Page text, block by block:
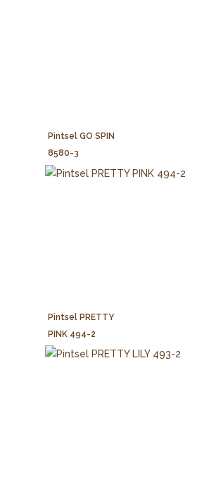
Pintsel GO SPIN
8580-3
Pintsel PRETTY
PINK 494-2